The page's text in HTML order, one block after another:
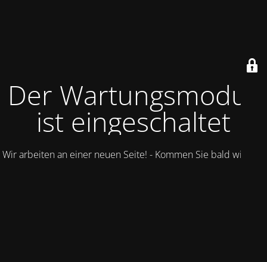
Der Wartungsmodus
ist eingeschaltet
Wir arbeiten an einer neuen Seite! - Kommen Sie bald wieder.